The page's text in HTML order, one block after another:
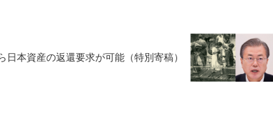
日本資産の返還要求が可能（特別寄稿）